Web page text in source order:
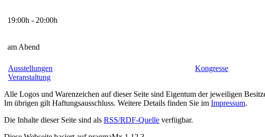
19:00h - 20:00h
am Abend
Ausstellungen Kongresse
Veranstaltung
Alle Logos und Warenzeichen auf dieser Seite sind Eigentum der jeweiligen
Im übrigen gilt Haftungsausschluss. Weitere Details finden Sie im Impressum.
Die Inhalte dieser Seite sind als RSS/RDF-Quelle verfügbar.